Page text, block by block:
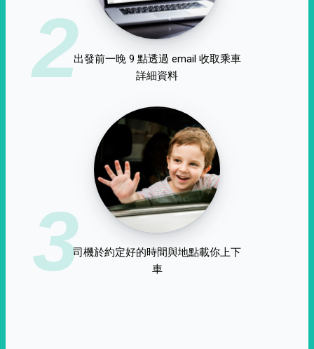
2出發前一晚 9 點透過 email 收取乘車
詳細資料
3司機於約定好的時間與地點載你上下
車